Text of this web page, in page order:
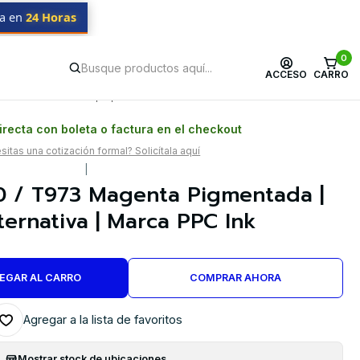
ACCESO
0
CARRO
en 24 Horas
con boleta o factura en el checkout
una cotización formal? Solicítala aquí
/ T973 Magenta Pigmentada |
| Marca PPC Ink
AL CARRO COMPRAR AHORA
Agregar a la lista de favoritos